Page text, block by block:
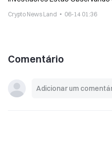
Crypto News Land 06-14 01:36
Comentário